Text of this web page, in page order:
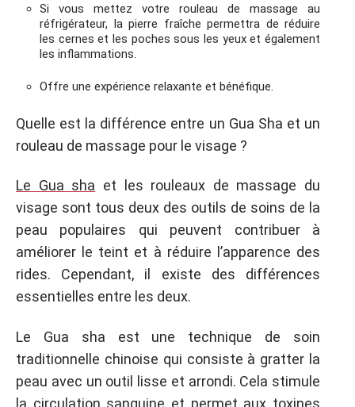
Si vous mettez votre rouleau de massage au
réfrigérateur, la pierre fraîche permettra de réduire
les cernes et les poches sous les yeux et également
les inflammations.
Offre une expérience relaxante et bénéfique.
Quelle est la différence entre un Gua Sha et un
rouleau de massage pour le visage ?
Le Gua sha et les rouleaux de massage du
visage sont tous deux des outils de soins de la
peau populaires qui peuvent contribuer à
améliorer le teint et à réduire l’apparence des
rides. Cependant, il existe des différences
essentielles entre les deux.
Le Gua sha est une technique de soin
traditionnelle chinoise qui consiste à gratter la
peau avec un outil lisse et arrondi. Cela stimule
la circulation sanguine et permet aux toxines